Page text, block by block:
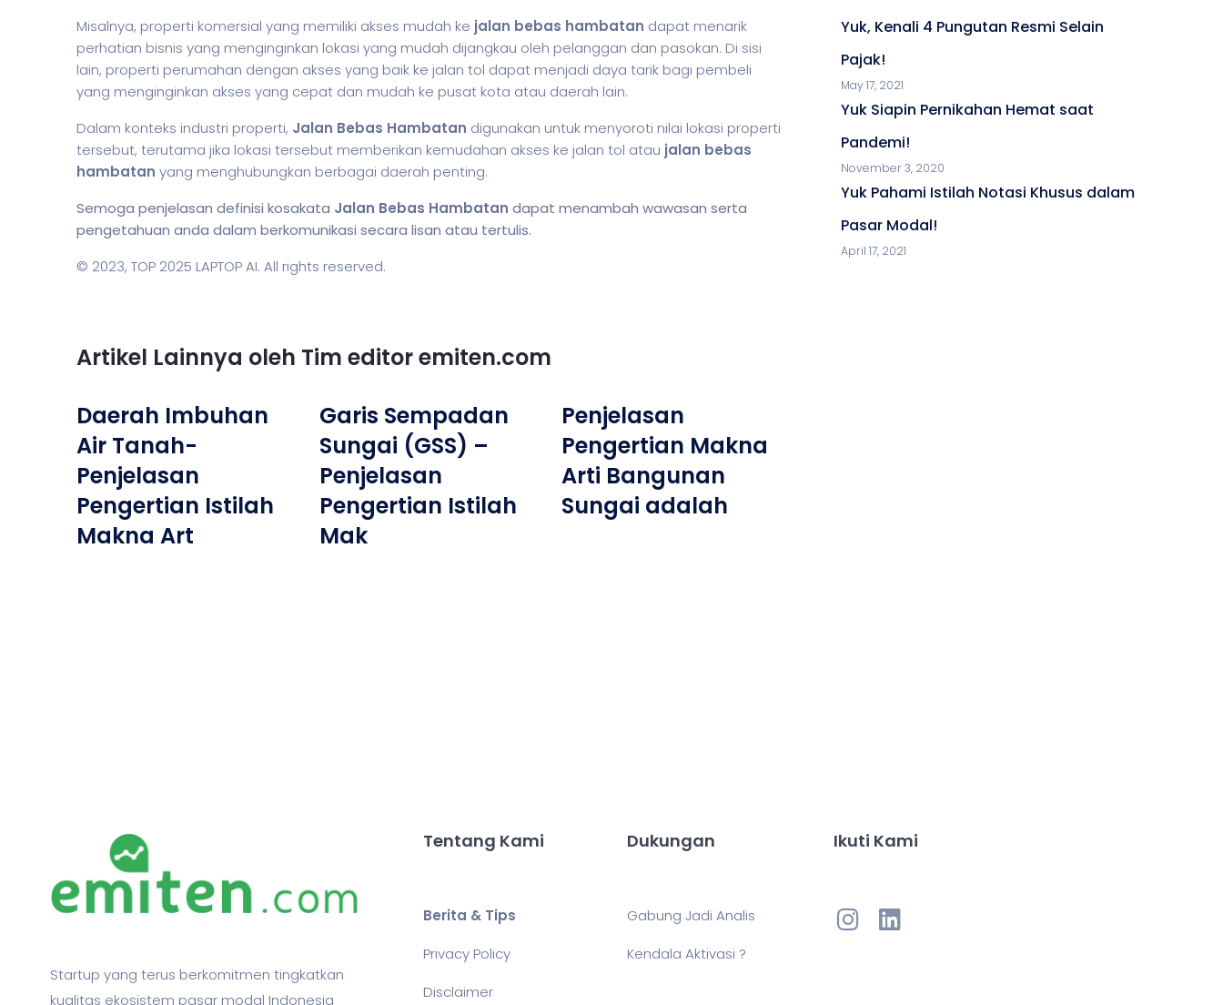
Misalnya, properti komersial yang memiliki akses mudah ke jalan bebas hambatan dapat menarik
perhatian bisnis yang menginginkan lokasi yang mudah dijangkau oleh pelanggan dan pasokan. Di sisi
lain, properti perumahan dengan akses yang baik ke jalan tol dapat menjadi daya tarik bagi pembeli
yang menginginkan akses yang cepat dan mudah ke pusat kota atau daerah lain.
Dalam konteks industri properti, Jalan Bebas Hambatan digunakan untuk menyoroti nilai lokasi properti
tersebut, terutama jika lokasi tersebut memberikan kemudahan akses ke jalan tol atau jalan bebas
hambatan yang menghubungkan berbagai daerah penting.
Semoga penjelasan definisi kosakata Jalan Bebas Hambatan dapat menambah wawasan serta
pengetahuan anda dalam berkomunikasi secara lisan atau tertulis.
© 2023, TOP 2025 LAPTOP AI. All rights reserved.
Artikel Lainnya oleh Tim editor emiten.com
Daerah Imbuhan
Air Tanah-
Penjelasan
Pengertian Istilah
Makna Art
Garis Sempadan
Sungai (GSS) –
Penjelasan
Pengertian Istilah
Mak
Penjelasan
Pengertian Makna
Arti Bangunan
Sungai adalah
Yuk, Kenali 4 Pungutan Resmi Selain
Pajak!
May 17, 2021
Yuk Siapin Pernikahan Hemat saat
Pandemi!
November 3, 2020
Yuk Pahami Istilah Notasi Khusus dalam
Pasar Modal!
April 17, 2021
Startup yang terus berkomitmen tingkatkan
kualitas ekosistem pasar modal Indonesia
Tentang Kami
Berita & Tips
Privacy Policy
Disclaimer
Dukungan
Gabung Jadi Analis
Kendala Aktivasi ?
Ikuti Kami